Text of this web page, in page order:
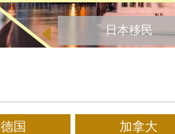
日本移民
德国 加拿大